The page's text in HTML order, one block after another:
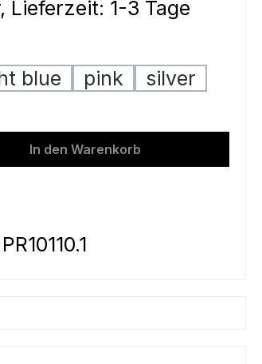
Lieferzeit: 1-3 Tage
blue pink
silver
Wert ein oder benutze die Schaltflächen
In den Warenkorb
PR10110.1